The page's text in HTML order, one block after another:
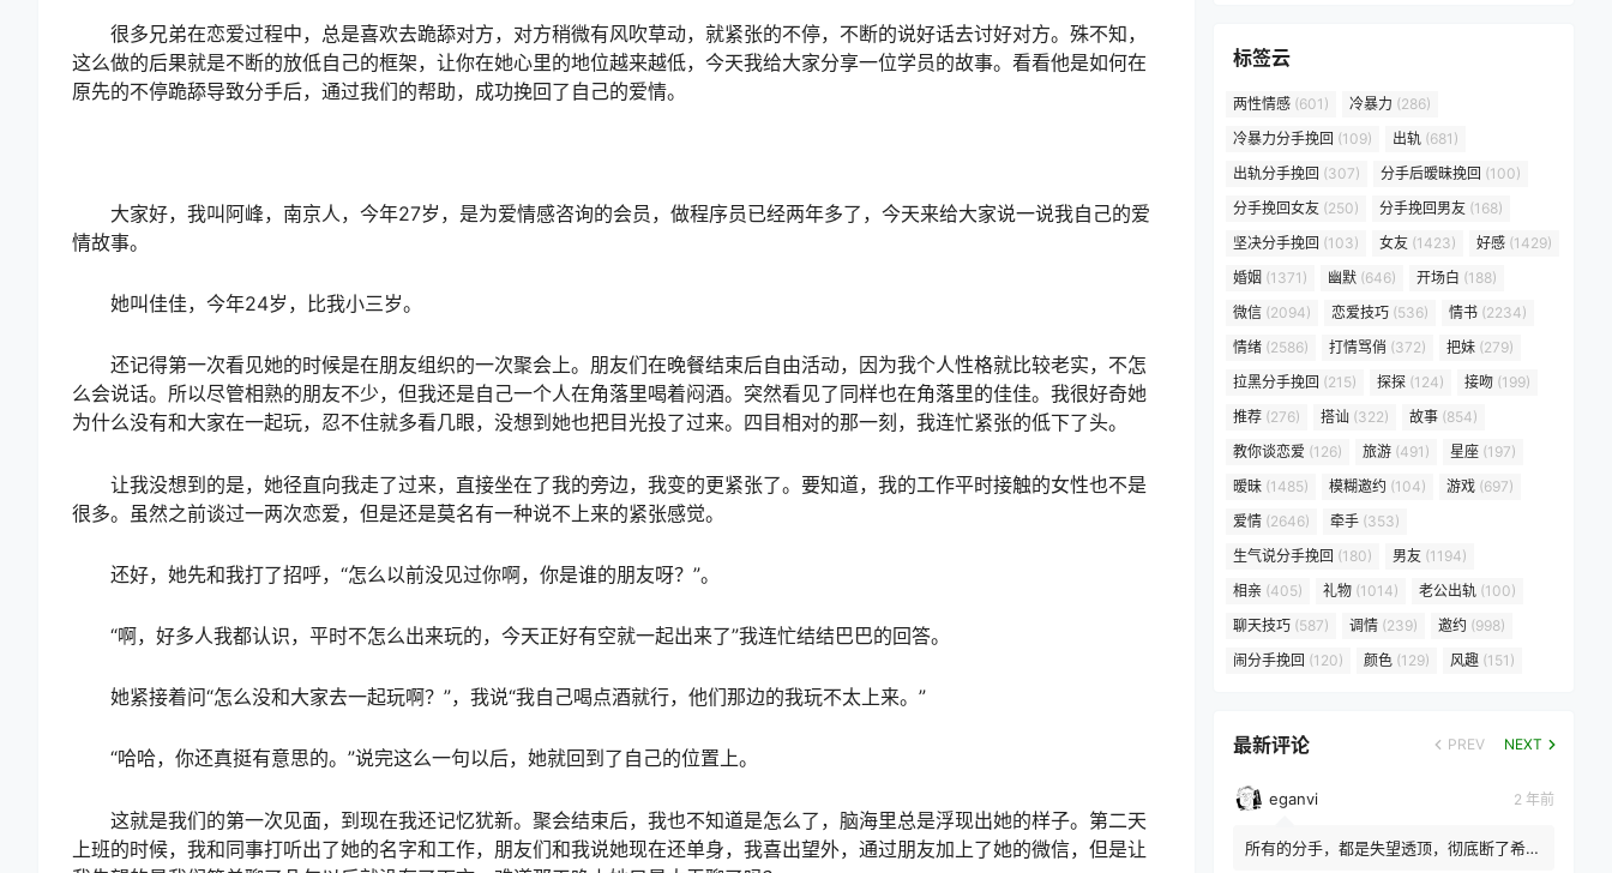
很多兄弟在恋爱过程中，总是喜欢去跪舔对方，对方稍微有风吹草动，就紧张的不停，不断的说好话去讨好对方。殊不知，
这么做的后果就是不断的放低自己的框架，让你在她心里的地位越来越低，今天我给大家分享一位学员的故事。看看他是如何在
原先的不停跪舔导致分手后，通过我们的帮助，成功挽回了自己的爱情。
大家好，我叫阿峰，南京人，今年27岁，是为爱情感咨询的会员，做程序员已经两年多了，今天来给大家说一说我自己的爱
情故事。
她叫佳佳，今年24岁，比我小三岁。
还记得第一次看见她的时候是在朋友组织的一次聚会上。朋友们在晚餐结束后自由活动，因为我个人性格就比较老实，不怎
么会说话。所以尽管相熟的朋友不少，但我还是自己一个人在角落里喝着闷酒。突然看见了同样也在角落里的佳佳。我很好奇她
为什么没有和大家在一起玩，忍不住就多看几眼，没想到她也把目光投了过来。四目相对的那一刻，我连忙紧张的低下了头。
让我没想到的是，她径直向我走了过来，直接坐在了我的旁边，我变的更紧张了。要知道，我的工作平时接触的女性也不是
很多。虽然之前谈过一两次恋爱，但是还是莫名有一种说不上来的紧张感觉。
还好，她先和我打了招呼，“怎么以前没见过你啊，你是谁的朋友呀？”。
“啊，好多人我都认识，平时不怎么出来玩的，今天正好有空就一起出来了”我连忙结结巴巴的回答。
她紧接着问“怎么没和大家去一起玩啊？”，我说“我自己喝点酒就行，他们那边的我玩不太上来。”
“哈哈，你还真挺有意思的。”说完这么一句以后，她就回到了自己的位置上。
这就是我们的第一次见面，到现在我还记忆犹新。聚会结束后，我也不知道是怎么了，脑海里总是浮现出她的样子。第二天
上班的时候，我和同事打听出了她的名字和工作，朋友们和我说她现在还单身，我喜出望外，通过朋友加上了她的微信，但是让
标签云
两性情感 (601) 冷暴力 (286)
冷暴力分手挽回 (109) 出轨 (681)
出轨分手挽回 (307) 分手后暧昧挽回 (100)
分手挽回女友 (250) 分手挽回男友 (168)
坚决分手挽回 (103) 女友 (1423) 好感 (1429)
婚姻 (1371) 幽默 (646) 开场白 (188)
微信 (2094) 恋爱技巧 (536) 情书 (2234)
情绪 (2586) 打情骂俏 (372) 把妹 (279)
拉黑分手挽回 (215) 探探 (124) 接吻 (199)
推荐 (276) 搭讪 (322) 故事 (854)
教你谈恋爱 (126) 旅游 (491) 星座 (197)
暧昧 (1485) 模糊邀约 (104) 游戏 (697)
爱情 (2646) 牵手 (353)
生气说分手挽回 (180) 男友 (1194)
相亲 (405) 礼物 (1014) 老公出轨 (100)
聊天技巧 (587) 调情 (239) 邀约 (998)
闹分手挽回 (120) 颜色 (129) 风趣 (151)
最新评论 PREV NEXT
eganvi 2 年前
所有的分手，都是失望透顶，彻底断了希